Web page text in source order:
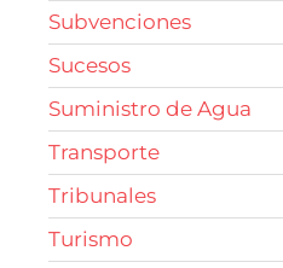
Subvenciones
Sucesos
Suministro de Agua
Transporte
Tribunales
Turismo